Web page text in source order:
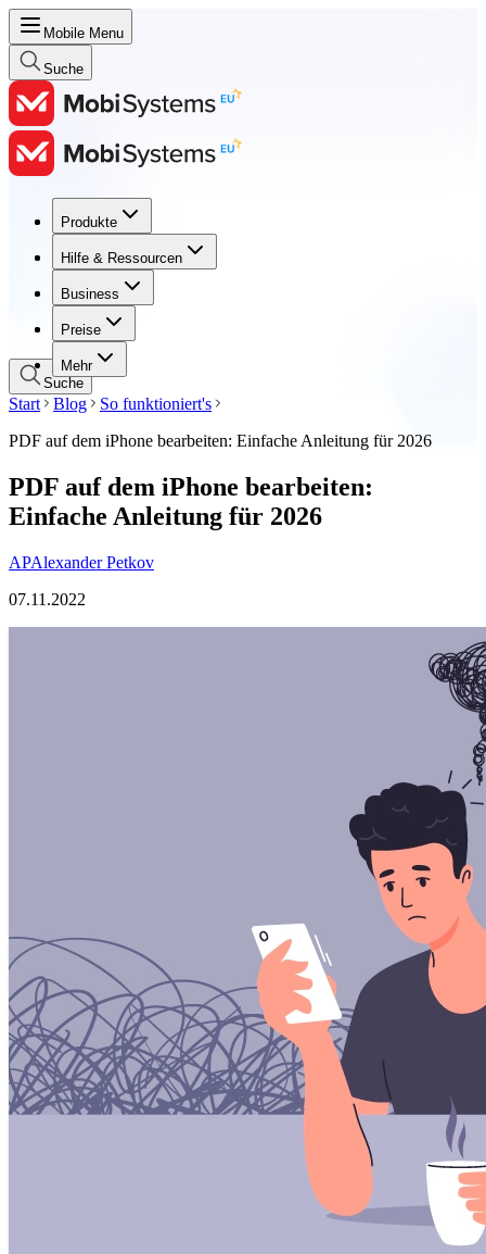
Mobile Menu
Suche
Produkte
Hilfe & Ressourcen
Business
Preise
Mehr
Produkte
Hilfe & Ressourcen
Business
Preise
Suche
Start Blog
So funktioniert's
PDF auf dem iPhone bearbeiten: Einfache Anleitung für 2026
PDF auf dem iPhone bearbeiten:
Einfache Anleitung für 2026
APAlexander Petkov
07.11.2022